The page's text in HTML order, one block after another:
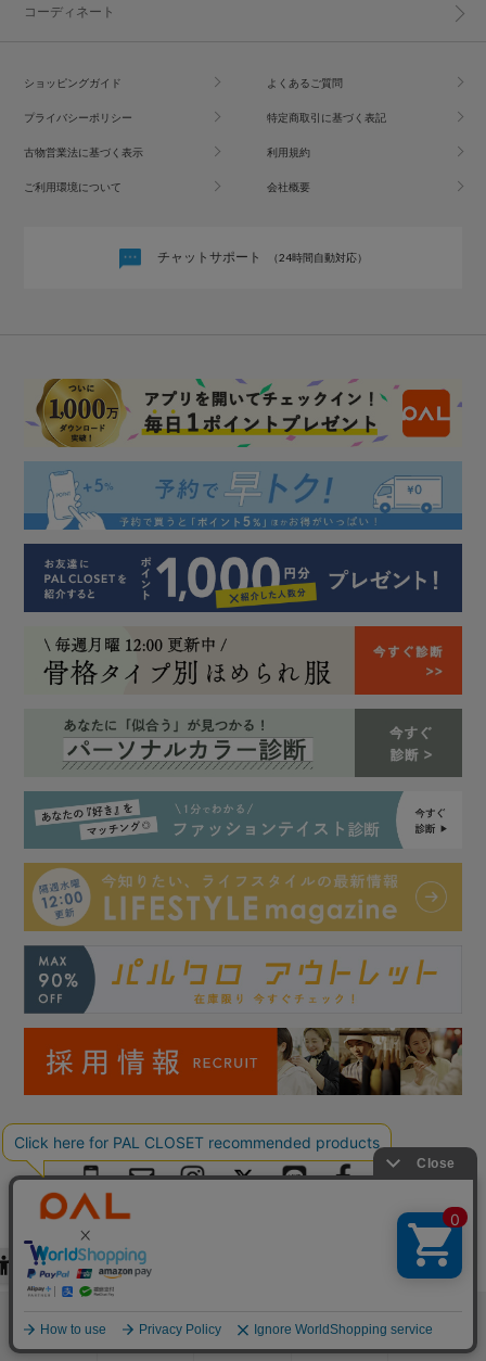
コーディネート
ショッピングガイド よくあるご質問
プライバシーポリシー 特定商取引に基づく表記
古物営業法に基づく表示 利用規約
ご利用環境について 会社概要
チャットサポート （24時間自動対応）